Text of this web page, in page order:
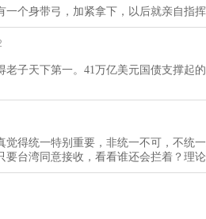
个身带弓，加紧拿下，以后就亲自指
老子天下第一。41万亿美元国债支撑起
觉得统一特别重要，非统一不可，不统
要台湾同意接收，看看谁还会拦着？理